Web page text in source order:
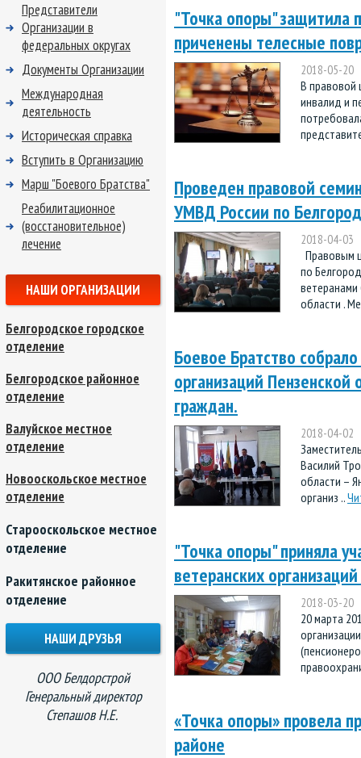
"Точка опоры" защитила
приченены телесные
2018-05-20
В правовой
инвалид и
Проведен правовой
УМВД России по
2018-04-03
Правовым
по
области .
Боевое Братство
организаций
граждан.
2018-04-02
Василий
области –
организ ..
"Точка опоры" приняла
ветеранских
2018-03-20
20 марта
«Точка опоры» провела
районе
Представители
Организации в
федеральных округах
Документы Организации
Международная
деятельность
Историческая справка
Вступить в Организацию
Марш "Боевого Братства"
Реабилитационное
(восстановительное)
лечение
НАШИ ОРГАНИЗАЦИИ
Белгородское городское
отделение
Белгородское районное
отделение
Валуйское местное
отделение
Новооскольское местное
отделение
Старооскольское местное
отделение
Ракитянское районное
отделение
НАШИ ДРУЗЬЯ
ООО Белдорстрой
Генеральный директор
Степашов Н.Е.